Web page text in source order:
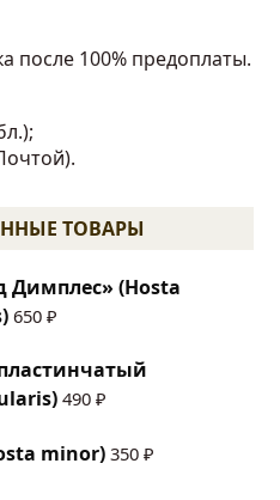
после 100% предоплаты.
ТОВАРЫ
Димплес» (Hosta
650₽
490₽
minor) 350₽